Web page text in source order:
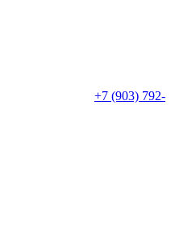
+7 (903) 792-